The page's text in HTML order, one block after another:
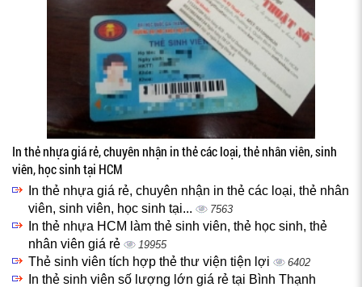
In thẻ nhựa giá rẻ, chuyên nhận in thẻ các loại, thẻ nhân viên, sinh
viên, học sinh tại HCM
In thẻ nhựa giá rẻ, chuyên nhận in thẻ các loại, thẻ nhân
viên, sinh viên, học sinh tại...
7563
In thẻ nhựa HCM làm thẻ sinh viên, thẻ học sinh, thẻ
nhân viên giá rẻ
19955
Thẻ sinh viên tích hợp thẻ thư viện tiện lợi 6402
In thẻ sinh viên số lượng lớn giá rẻ tại Bình Thạnh